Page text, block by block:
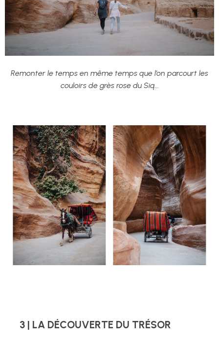
Remonter le temps en même temps que l’on parcourt les
couloirs de grès rose du Siq…
3 | LA DÉCOUVERTE DU TRÉSOR